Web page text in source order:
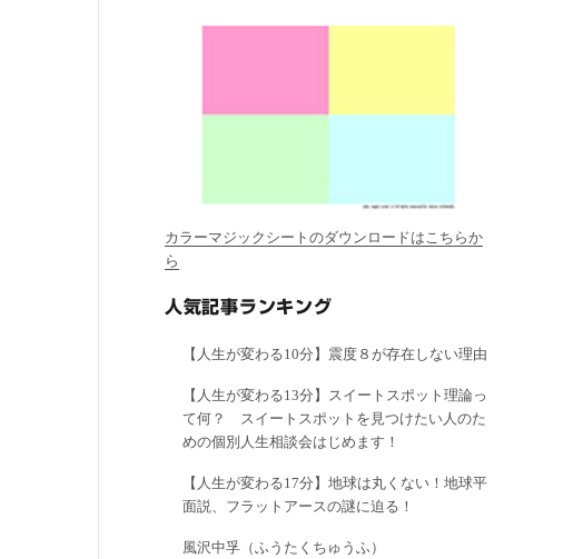
カラーマジックシートのダウンロードはこちらか
ら
人気記事ランキング
【人生が変わる10分】震度８が存在しない理由
【人生が変わる13分】スイートスポット理論っ
て何？ スイートスポットを見つけたい人のた
めの個別人生相談会はじめます！
【人生が変わる17分】地球は丸くない！地球平
面説、フラットアースの謎に迫る！
風沢中孚（ふうたくちゅうふ）